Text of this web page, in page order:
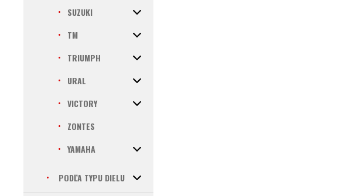
SUZUKI
TM
TRIUMPH
URAL
VICTORY
ZONTES
YAMAHA
PODĽA TYPU DIELU